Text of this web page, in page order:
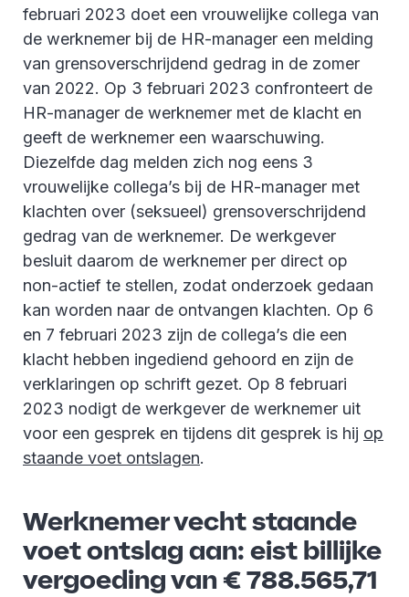
februari 2023 doet een vrouwelijke collega van
de werknemer bij de HR-manager een melding
van grensoverschrijdend gedrag in de zomer
van 2022. Op 3 februari 2023 confronteert de
HR-manager de werknemer met de klacht en
geeft de werknemer een waarschuwing.
Diezelfde dag melden zich nog eens 3
vrouwelijke collega’s bij de HR-manager met
klachten over (seksueel) grensoverschrijdend
gedrag van de werknemer. De werkgever
besluit daarom de werknemer per direct op
non-actief te stellen, zodat onderzoek gedaan
kan worden naar de ontvangen klachten. Op 6
en 7 februari 2023 zijn de collega’s die een
klacht hebben ingediend gehoord en zijn de
verklaringen op schrift gezet. Op 8 februari
2023 nodigt de werkgever de werknemer uit
voor een gesprek en tijdens dit gesprek is hij op
staande voet ontslagen.
Werknemer vecht staande
voet ontslag aan: eist billijke
vergoeding van € 788.565,71